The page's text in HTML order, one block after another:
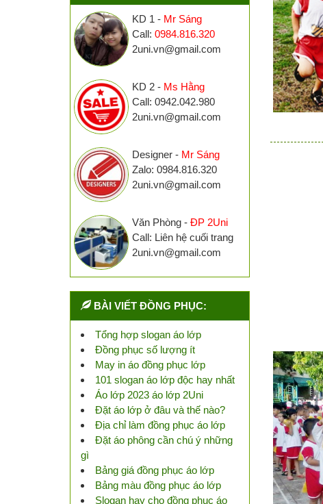
KD 1 - Mr Sáng
Call: 0984.816.320
2uni.vn@gmail.com
KD 2 - Ms Hằng
Call: 0942.042.980
2uni.vn@gmail.com
Designer - Mr Sáng
Zalo: 0984.816.320
2uni.vn@gmail.com
Văn Phòng - ĐP 2Uni
Call: Liên hệ cuối trang
2uni.vn@gmail.com
BÀI VIẾT ĐỒNG PHỤC:
Tổng hợp slogan áo lớp
Đồng phục số lượng ít
May in áo đồng phục lớp
101 slogan áo lớp độc hay nhất
Áo lớp 2023 áo lớp 2Uni
Đặt áo lớp ở đâu và thế nào?
Địa chỉ làm đồng phục áo lớp
Đặt áo phông cần chú ý những
gì
Bảng giá đồng phục áo lớp
Bảng màu đồng phục áo lớp
Slogan hay cho đồng phục áo